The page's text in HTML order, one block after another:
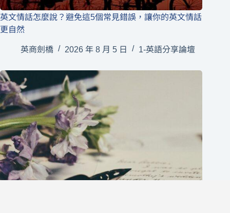
英文情話怎麼說？避免這5個常見錯誤，讓你的英文情話
更自然
英商劍橋 2026 年 8 月 5 日 1-英語分享論壇